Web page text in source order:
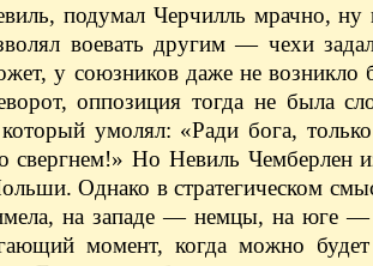
подумал Черчилль мрачно, ну
воевать другим — чехи
у союзников даже не возникло
оппозиция тогда не была
умолял: «Ради бога,
свергнем!» Но Невиль Чемберлен
Однако в стратегическом
на западе — немцы, на юге
момент, когда можно